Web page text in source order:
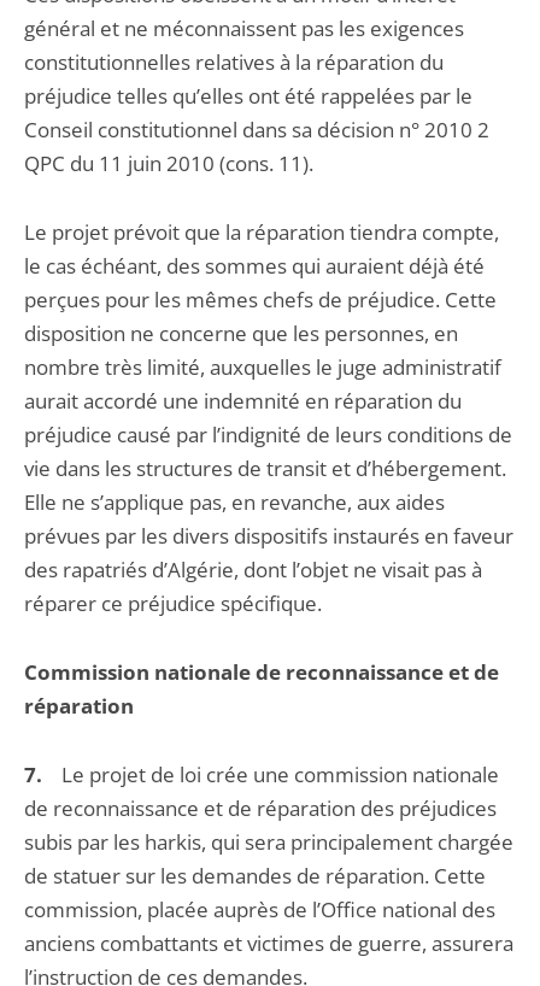
général et ne méconnaissent pas les exigences
constitutionnelles relatives à la réparation du
préjudice telles qu’elles ont été rappelées par le
Conseil constitutionnel dans sa décision n° 2010 2
QPC du 11 juin 2010 (cons. 11).
Le projet prévoit que la réparation tiendra compte,
le cas échéant, des sommes qui auraient déjà été
perçues pour les mêmes chefs de préjudice. Cette
disposition ne concerne que les personnes, en
nombre très limité, auxquelles le juge administratif
aurait accordé une indemnité en réparation du
préjudice causé par l’indignité de leurs conditions de
vie dans les structures de transit et d’hébergement.
Elle ne s’applique pas, en revanche, aux aides
prévues par les divers dispositifs instaurés en faveur
des rapatriés d’Algérie, dont l’objet ne visait pas à
réparer ce préjudice spécifique.
Commission nationale de reconnaissance et de
réparation
7.
Le projet de loi crée une commission nationale
de reconnaissance et de réparation des préjudices
subis par les harkis, qui sera principalement chargée
de statuer sur les demandes de réparation. Cette
commission, placée auprès de l’Office national des
anciens combattants et victimes de guerre, assurera
l’instruction de ces demandes.